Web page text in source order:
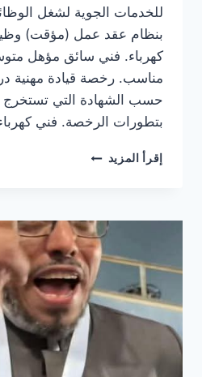
للخدمات الجوية لشغل
بنظام عقد عمل (مؤقت)
كهرباء. فني سائق مؤهل
مناسب. رخصة قيادة مهنية
حسب الشهادة التي تستخرج
بتطورات الرخصة. فني
إقرأ المزيد مصر
حاجتها
لفني
سائق
وكهرباء